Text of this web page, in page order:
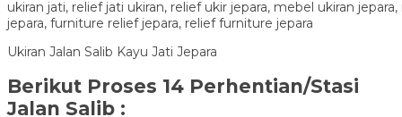
Ukiran Jalan Salib Kayu Jati Jepara
Berikut Proses 14 Perhentian/Stasi
Jalan Salib :